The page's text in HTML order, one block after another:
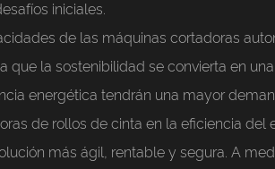
iniciales.
de las máquinas cortadoras
la sostenibilidad se convierta en
energética tendrán una mayor
de rollos de cinta en la eficiencia del
más ágil, rentable y segura. A